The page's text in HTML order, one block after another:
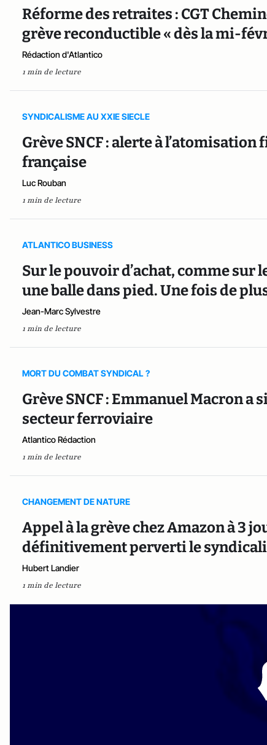
Réforme des retraites : CGT
grève reconductible « dès la mi-
Rédaction d'Atlantico
1 min de lecture
SYNDICALISME AU XXIE SIECLE
Grève SNCF : alerte à
française
Luc Rouban
1 min de lecture
ATLANTICO BUSINESS
Sur le pouvoir d’achat, comme
une balle dans pied. Une fois de
Jean-Marc Sylvestre
1 min de lecture
MORT DU COMBAT SYNDICAL ?
Grève SNCF : Emmanuel Macron a
secteur ferroviaire
Atlantico Rédaction
1 min de lecture
CHANGEMENT DE NATURE
Appel à la grève chez Amazon à 3
définitivement perverti le
Hubert Landier
1 min de lecture